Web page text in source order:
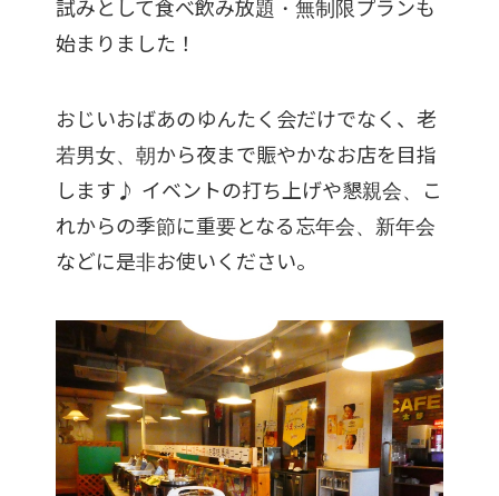
試みとして食べ飲み放題・無制限プランも
始まりました！
おじいおばあのゆんたく会だけでなく、老
若男女、朝から夜まで賑やかなお店を目指
します♪ イベントの打ち上げや懇親会、こ
れからの季節に重要となる忘年会、新年会
などに是非お使いください。